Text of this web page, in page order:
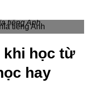
tiếng Anh
khi học từ
hay